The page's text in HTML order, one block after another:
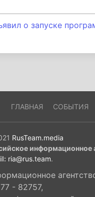
о запуске
ГЛАВНАЯ СОБЫТИЯ
RusTeam.media
информационное
ria@rus.team.
- 82757,